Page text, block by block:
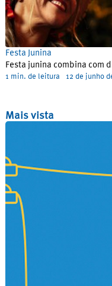
Festa Junina
Festa junina combina com
1 min. de leitura 12 de junho
Mais vista